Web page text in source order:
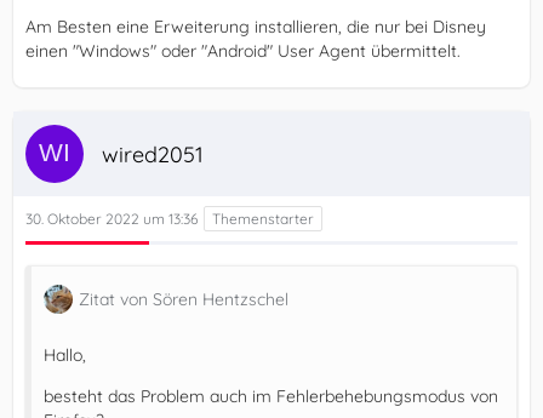
Am Besten eine Erweiterung installieren, die nur bei Disney
einen "Windows" oder "Android" User Agent übermittelt.
wired2051
30. Oktober 2022 um 13:36
Zitat von Sören Hentzschel
Hallo,
besteht das Problem auch im Fehlerbehebungsmodus von